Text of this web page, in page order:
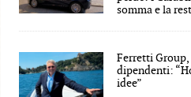
somma e la
Ferretti
dipendenti:
idee”